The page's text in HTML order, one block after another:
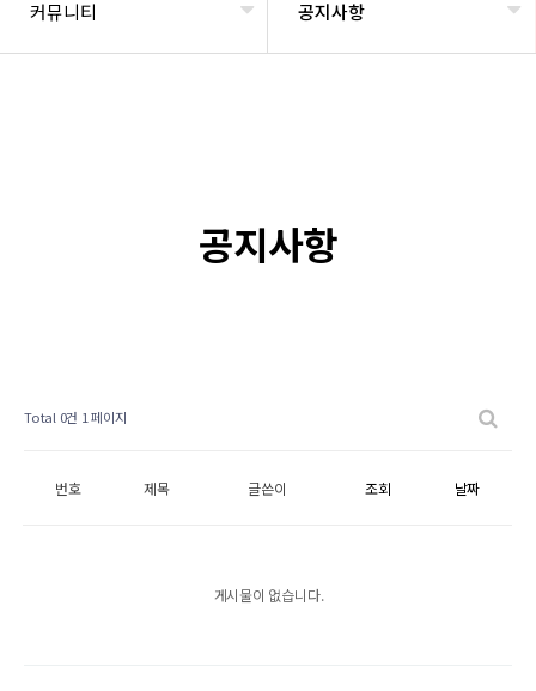
커뮤니티 공지사항
공지사항
Total 0건 1 페이지
번호 제목 글쓴이 조회 날짜
게시물이 없습니다.